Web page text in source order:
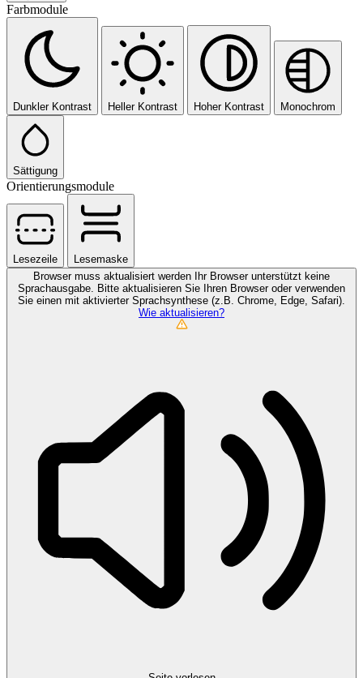
Farbmodule
Dunkler Kontrast Heller Kontrast Hoher Kontrast Monochrom
Sättigung
Orientierungsmodule
Lesezeile
Lesemaske
Browser muss aktualisiert werden Ihr Browser unterstützt keine
Sprachausgabe. Bitte aktualisieren Sie Ihren Browser oder verwenden
Sie einen mit aktivierter Sprachsynthese (z.B. Chrome, Edge, Safari).
Wie aktualisieren?